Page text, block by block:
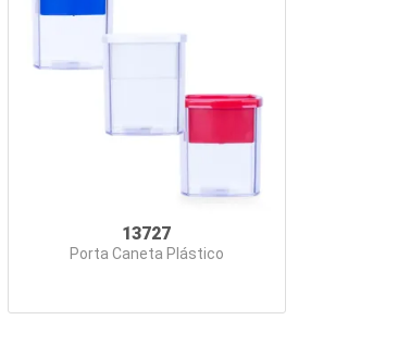
13727
Porta Caneta Plástico